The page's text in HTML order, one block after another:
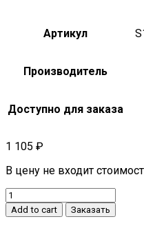
Артикул
Производитель
Доступно для заказа
1 105 ₽
В цену не входит
Переключатель
аварийной
сигнализации
Add to cart Заказать